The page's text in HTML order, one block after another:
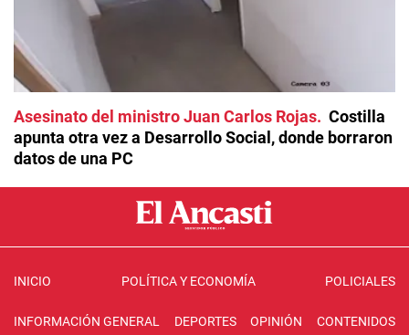
Asesinato del ministro Juan Carlos Rojas
Costilla
apunta otra vez a Desarrollo Social, donde borraron
datos de una PC
INICIO POLÍTICA Y ECONOMÍA POLICIALES
INFORMACIÓN GENERAL DEPORTES OPINIÓN CONTENIDOS